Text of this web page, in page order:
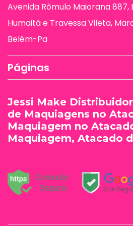
Avenida Rômulo Maiorana 887,
Humaitá e Travessa Vileta,
Belém-Pa
Páginas
Jessi Make
de Maquiagens no
Maquiagem no
Maquiagem, Atacado